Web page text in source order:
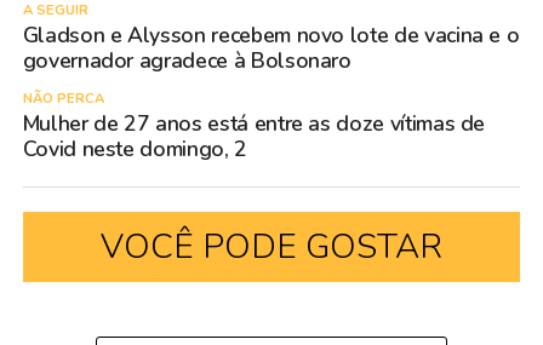
A SEGUIR
Gladson e Alysson recebem novo lote de vacina e o
governador agradece à Bolsonaro
NÃO PERCA
Mulher de 27 anos está entre as doze vítimas de
Covid neste domingo, 2
VOCÊ PODE GOSTAR